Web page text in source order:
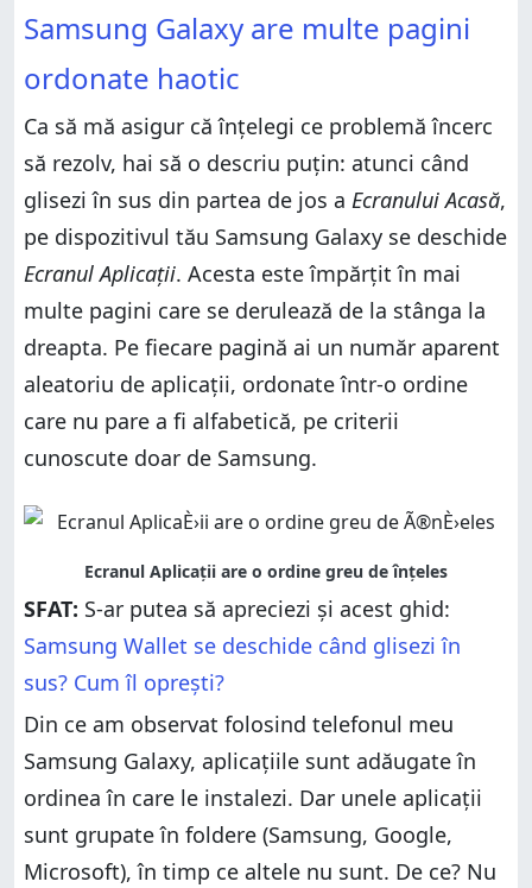
Cum îți place noul tău Ecran Aplicații?
Cum îți place noul tău Ecran Aplicații?
Samsung Galaxy are multe pagini
ordonate haotic
Ca să mă asigur că înțelegi ce problemă încerc
să rezolv, hai să o descriu puțin: atunci când
glisezi în sus din partea de jos a Ecranului Acasă,
pe dispozitivul tău Samsung Galaxy se deschide
Ecranul Aplicații. Acesta este împărțit în mai
multe pagini care se derulează de la stânga la
dreapta. Pe fiecare pagină ai un număr aparent
aleatoriu de aplicații, ordonate într-o ordine
care nu pare a fi alfabetică, pe criterii
cunoscute doar de Samsung.
SFAT: S-ar putea să apreciezi și acest ghid:
Samsung Wallet se deschide când glisezi în
sus? Cum îl oprești?
Din ce am observat folosind telefonul meu
Samsung Galaxy, aplicațiile sunt adăugate în
ordinea în care le instalezi. Dar unele aplicații
sunt grupate în foldere (Samsung, Google,
Microsoft), în timp ce altele nu sunt. De ce? Nu